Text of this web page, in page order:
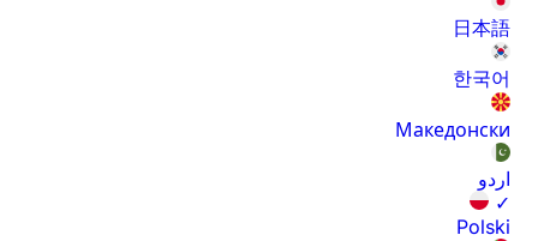
日本語
한국어
Македонски
اردو
✓
Polski